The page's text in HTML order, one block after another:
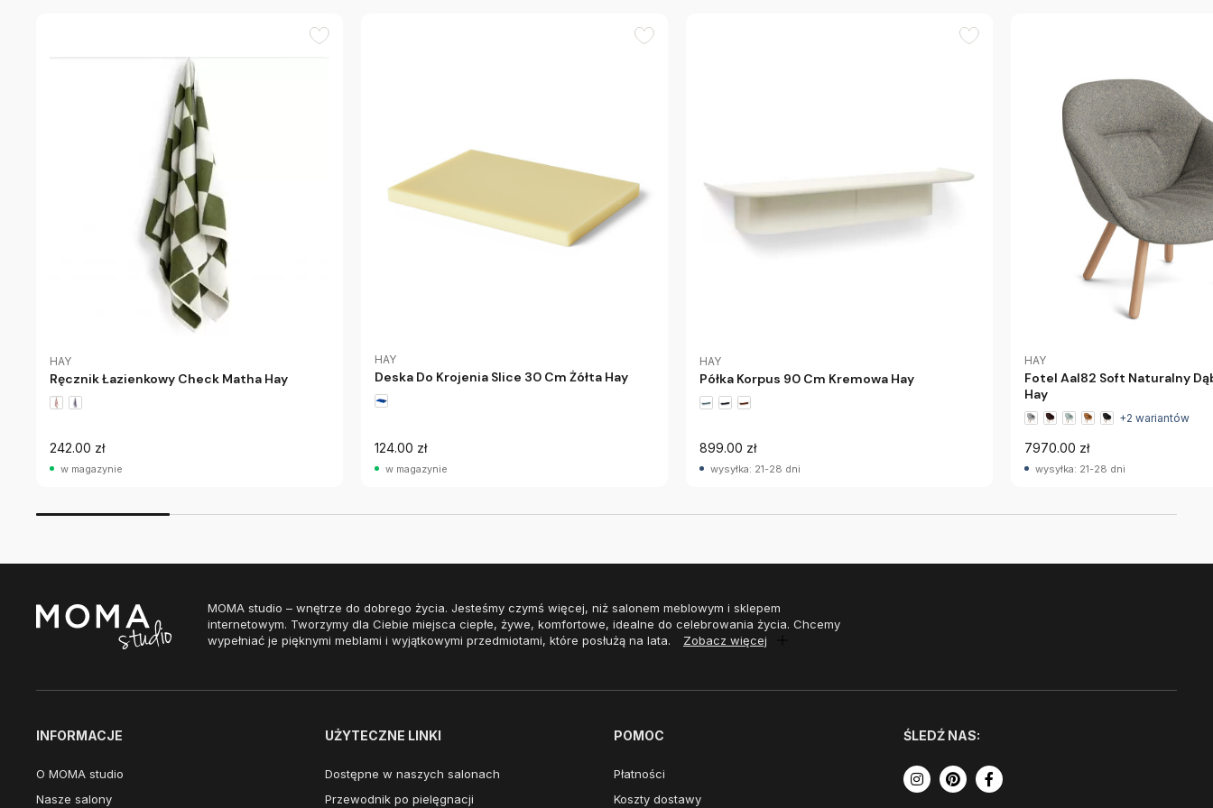
HAY
Ręcznik Łazienkowy Check Matha Hay
242.00 zł
w magazynie
HAY
Deska Do Krojenia Slice 30 Cm Żółta Hay
124.00 zł
w magazynie
HAY
Półka Korpus 90 Cm Kremowa Hay
899.00 zł
wysyłka: 21-28 dni
HAY
Fotel Aal82 Soft Naturalny
Hay
+2 wariantów
7970.00 zł
wysyłka: 21-28 dni
MOMA studio – wnętrze do dobrego życia. Jesteśmy czymś więcej, niż salonem meblowym i sklepem
internetowym. Tworzymy dla Ciebie miejsca ciepłe, żywe, komfortowe, idealne do celebrowania życia. Chcemy
wypełniać je pięknymi meblami i wyjątkowymi przedmiotami, które posłużą na lata.
Zobacz więcej
INFORMACJE
O MOMA studio
Nasze salony
UŻYTECZNE LINKI
Dostępne w naszych salonach
Przewodnik po pielęgnacji
POMOC
Płatności
Koszty dostawy
ŚLEDŹ NAS: